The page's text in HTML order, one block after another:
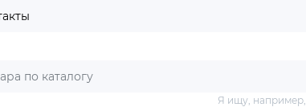
Я ищу, например,